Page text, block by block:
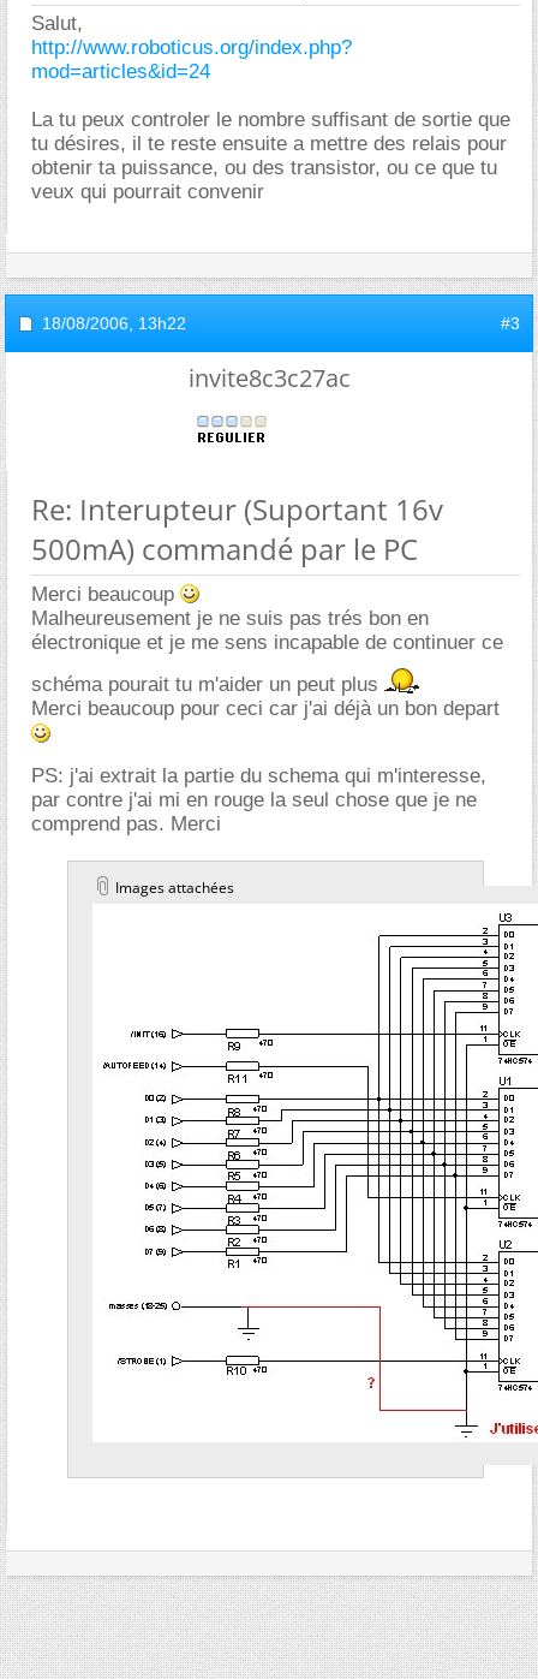
Salut,
http://www.roboticus.org/index.php?
mod=articles&id=24
La tu peux controler le nombre suffisant de sortie que
tu désires, il te reste ensuite a mettre des relais pour
obtenir ta puissance, ou des transistor, ou ce que tu
veux qui pourrait convenir
18/08/2006, 13h22 #3
invite8c3c27ac
Re: Interupteur (Suportant 16v
500mA) commandé par le PC
Merci beaucoup
Malheureusement je ne suis pas trés bon en
électronique et je me sens incapable de continuer ce
schéma pourait tu m'aider un peut plus
Merci beaucoup pour ceci car j'ai déjà un bon depart
PS: j'ai extrait la partie du schema qui m'interesse,
par contre j'ai mi en rouge la seul chose que je ne
comprend pas. Merci
Images attachées